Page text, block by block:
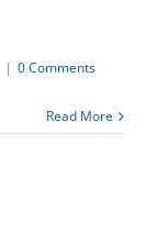
| 0 Comments
Read More